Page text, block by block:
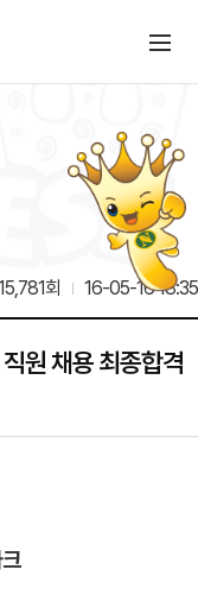
회 16-05-16 18:35
원 채용 최종합격